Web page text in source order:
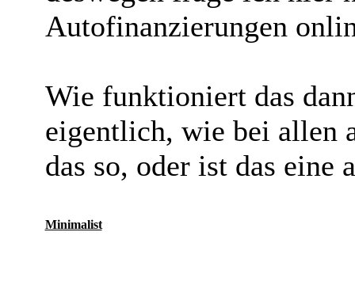
Autofinanzierungen
Wie funktioniert das
eigentlich, wie bei allen
das so, oder ist das eine
Minimalist